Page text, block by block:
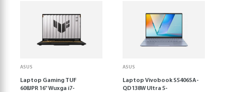
ASUS
Laptop Gaming TUF
608JPR 16'' Wuxga i7-
ASUS
Laptop Vivobook S5406SA-
QD138W Ultra 5-